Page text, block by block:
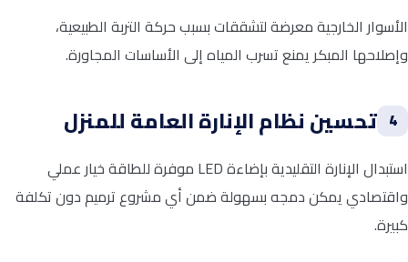
الأسوار الخارجية معرضة لتشققات بسبب حركة التربة الطبيعية،
وإصلاحها المبكر يمنع تسرب المياه إلى الأساسات المجاورة.
4 تحسين نظام الإنارة العامة للمنزل
استبدال الإنارة التقليدية بإضاءة LED موفرة للطاقة خيار عملي
واقتصادي يمكن دمجه بسهولة ضمن أي مشروع ترميم دون تكلفة
كبيرة.